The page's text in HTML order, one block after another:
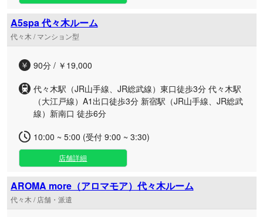
A5spa 代々木ルーム
代々木 / マンション型
90分 / ￥19,000
代々木駅（JR山手線、JR総武線）東口徒歩3分 代々木駅
（大江戸線）A1出口徒歩3分 新宿駅（JR山手線、JR総武
線）新南口 徒歩6分
10:00 ~ 5:00 (受付 9:00 ~ 3:30)
店舗詳細
AROMA more（アロマモア）代々木ルーム
代々木 / 店舗・派遣